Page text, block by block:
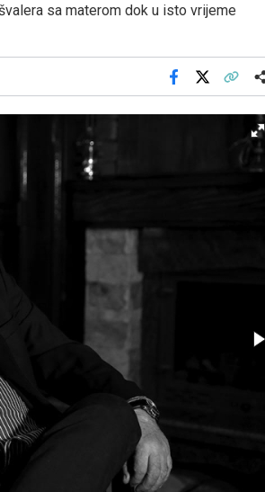
sa materom dok u isto vrijeme
Facebook